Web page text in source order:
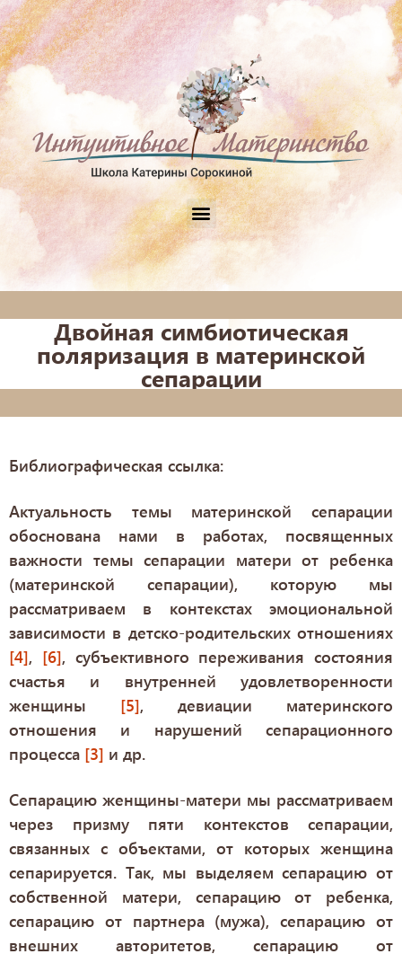
Двойная симбиотическая
поляризация в материнской
сепарации
Библиографическая ссылка:
Актуальность темы материнской сепарации
обоснована нами в работах, посвященных
важности темы сепарации матери от ребенка
(материнской сепарации), которую мы
рассматриваем в контекстах эмоциональной
зависимости в детско-родительских отношениях
[4], [6], субъективного переживания состояния
счастья и внутренней удовлетворенности
женщины [5], девиации материнского
отношения и нарушений сепарационного
процесса [3] и др.
Сепарацию женщины-матери мы рассматриваем
через призму пяти контекстов сепарации,
связанных с объектами, от которых женщина
сепарируется. Так, мы выделяем сепарацию от
собственной матери, сепарацию от ребенка,
сепарацию от партнера (мужа), сепарацию от
внешних авторитетов, сепарацию от